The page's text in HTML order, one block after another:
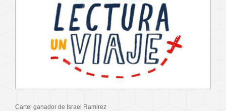
Cartel ganador de Israel Ramirez